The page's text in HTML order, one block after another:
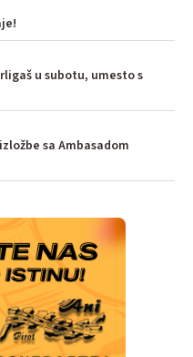
u subotu, umesto s
sa Ambasadom